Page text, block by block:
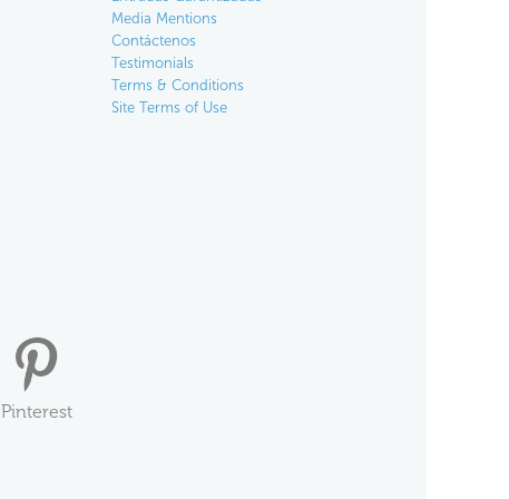
Media Mentions
Contáctenos
Testimonials
Terms & Conditions
Site Terms of Use
Pinterest